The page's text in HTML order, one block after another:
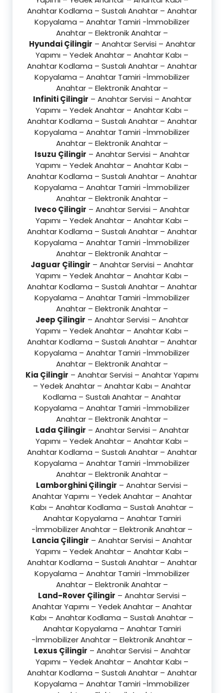
Anahtar Kodlama – Sustalı Anahtar – Anahtar
Kopyalama – Anahtar Tamiri -İmmobilizer
Anahtar – Elektronik Anahtar –
Hyundai Çilingir – Anahtar Servisi – Anahtar
Yapımı – Yedek Anahtar – Anahtar Kabı –
Anahtar Kodlama – Sustalı Anahtar – Anahtar
Kopyalama – Anahtar Tamiri -İmmobilizer
Anahtar – Elektronik Anahtar –
Infiniti Çilingir – Anahtar Servisi – Anahtar
Yapımı – Yedek Anahtar – Anahtar Kabı –
Anahtar Kodlama – Sustalı Anahtar – Anahtar
Kopyalama – Anahtar Tamiri -İmmobilizer
Anahtar – Elektronik Anahtar –
Isuzu Çilingir – Anahtar Servisi – Anahtar
Yapımı – Yedek Anahtar – Anahtar Kabı –
Anahtar Kodlama – Sustalı Anahtar – Anahtar
Kopyalama – Anahtar Tamiri -İmmobilizer
Anahtar – Elektronik Anahtar –
Iveco Çilingir – Anahtar Servisi – Anahtar
Yapımı – Yedek Anahtar – Anahtar Kabı –
Anahtar Kodlama – Sustalı Anahtar – Anahtar
Kopyalama – Anahtar Tamiri -İmmobilizer
Anahtar – Elektronik Anahtar –
Jaguar Çilingir – Anahtar Servisi – Anahtar
Yapımı – Yedek Anahtar – Anahtar Kabı –
Anahtar Kodlama – Sustalı Anahtar – Anahtar
Kopyalama – Anahtar Tamiri -İmmobilizer
Anahtar – Elektronik Anahtar –
Jeep Çilingir – Anahtar Servisi – Anahtar
Yapımı – Yedek Anahtar – Anahtar Kabı –
Anahtar Kodlama – Sustalı Anahtar – Anahtar
Kopyalama – Anahtar Tamiri -İmmobilizer
Anahtar – Elektronik Anahtar –
Kia Çilingir – Anahtar Servisi – Anahtar Yapımı
– Yedek Anahtar – Anahtar Kabı – Anahtar
Kodlama – Sustalı Anahtar – Anahtar
Kopyalama – Anahtar Tamiri -İmmobilizer
Anahtar – Elektronik Anahtar –
Lada Çilingir – Anahtar Servisi – Anahtar
Yapımı – Yedek Anahtar – Anahtar Kabı –
Anahtar Kodlama – Sustalı Anahtar – Anahtar
Kopyalama – Anahtar Tamiri -İmmobilizer
Anahtar – Elektronik Anahtar –
Lamborghini Çilingir – Anahtar Servisi –
Anahtar Yapımı – Yedek Anahtar – Anahtar
Kabı – Anahtar Kodlama – Sustalı Anahtar –
Anahtar Kopyalama – Anahtar Tamiri
-İmmobilizer Anahtar – Elektronik Anahtar –
Lancia Çilingir – Anahtar Servisi – Anahtar
Yapımı – Yedek Anahtar – Anahtar Kabı –
Anahtar Kodlama – Sustalı Anahtar – Anahtar
Kopyalama – Anahtar Tamiri -İmmobilizer
Anahtar – Elektronik Anahtar –
Land-Rover Çilingir – Anahtar Servisi –
Anahtar Yapımı – Yedek Anahtar – Anahtar
Kabı – Anahtar Kodlama – Sustalı Anahtar –
Anahtar Kopyalama – Anahtar Tamiri
-İmmobilizer Anahtar – Elektronik Anahtar –
Lexus Çilingir – Anahtar Servisi – Anahtar
Yapımı – Yedek Anahtar – Anahtar Kabı –
Anahtar Kodlama – Sustalı Anahtar – Anahtar
Kopyalama – Anahtar Tamiri -İmmobilizer